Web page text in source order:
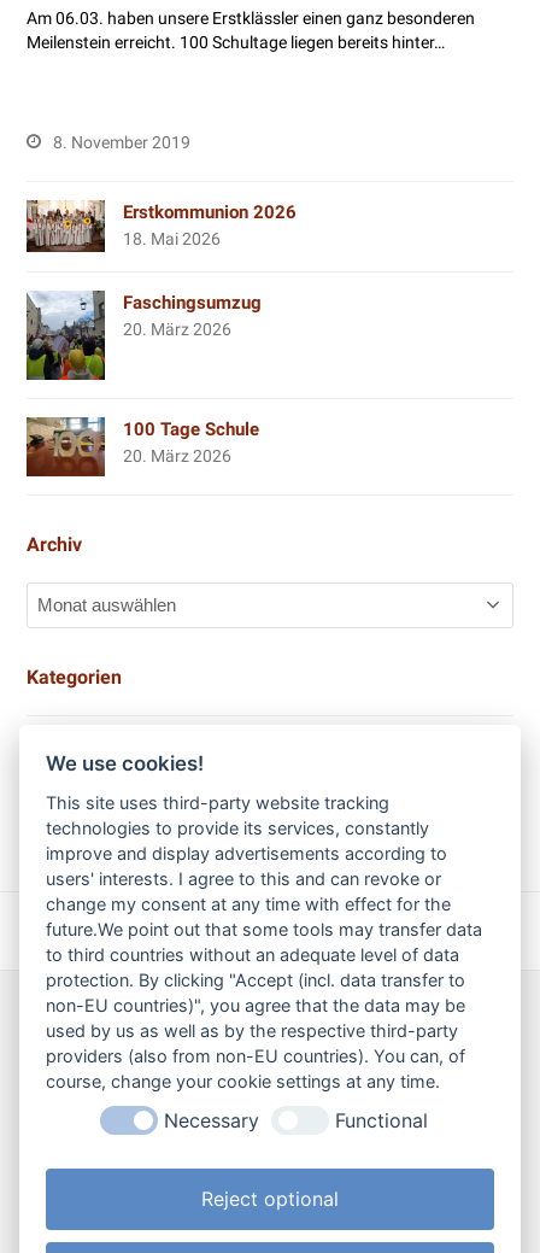
Am 06.03. haben unsere Erstklässler einen ganz besonderen
Meilenstein erreicht. 100 Schultage liegen bereits hinter…
8. November 2019
Erstkommunion 2026
18. Mai 2026
Faschingsumzug
20. März 2026
100 Tage Schule
20. März 2026
Archiv
Archiv
Kategorien
I
n
s
t
a
g
r
a
m
vorheriger
Beitrag:
Ja, wir san mitm Radl do!
Nächster
Beitrag:
Vorlesetag 2019
Wir sind für Sie da!
Haben Sie ein Anliegen? Eine Frage an
uns? Oder möchten Sie gerne etwas
Kontaktaufnahme
We use cookies!
This site uses third-party website tracking
technologies to provide its services, constantly
improve and display advertisements according to
users' interests. I agree to this and can revoke or
change my consent at any time with effect for the
future.We point out that some tools may transfer data
to third countries without an adequate level of data
protection. By clicking "Accept (incl. data transfer to
non-EU countries)", you agree that the data may be
used by us as well as by the respective third-party
providers (also from non-EU countries). You can, of
course, change your cookie settings at any time.
Necessary Functional
Reject optional